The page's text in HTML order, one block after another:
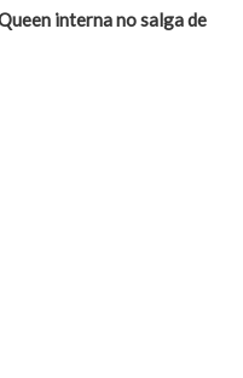
interna no salga de